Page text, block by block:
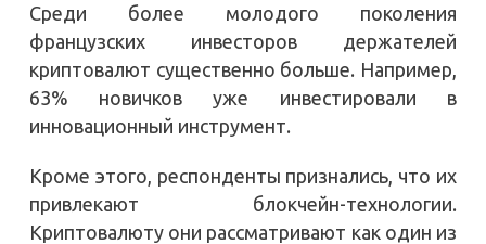
Среди более молодого поколения
французских инвесторов держателей
криптовалют существенно больше. Например,
63% новичков уже инвестировали в
инновационный инструмент.
Кроме этого, респонденты признались, что их
привлекают блокчейн-технологии.
Криптовалюту они рассматривают как один из